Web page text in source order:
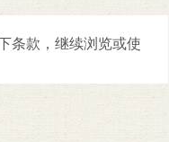
条款，继续浏览或使